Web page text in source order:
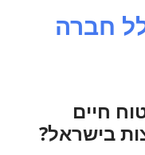
חברה
חיים
בישראל?